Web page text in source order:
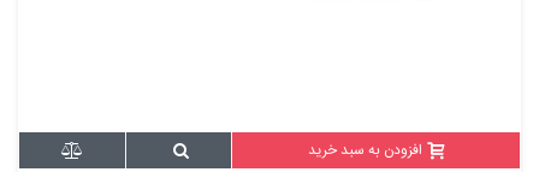
افزودن به سبد خرید